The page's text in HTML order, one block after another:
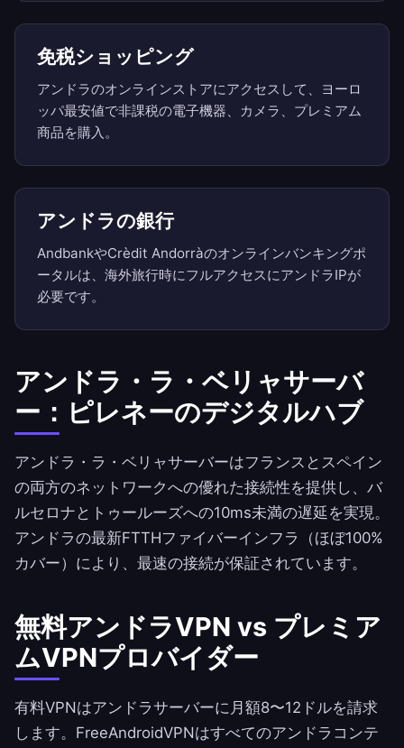
免税ショッピング
アンドラのオンラインストアにアクセスして、ヨーロ
ッパ最安値で非課税の電子機器、カメラ、プレミアム
商品を購入。
アンドラの銀行
AndbankやCrèdit Andorràのオンラインバンキングポ
ータルは、海外旅行時にフルアクセスにアンドラIPが
必要です。
アンドラ・ラ・ベリャサーバ
ー：ピレネーのデジタルハブ
アンドラ・ラ・ベリャサーバーはフランスとスペイン
の両方のネットワークへの優れた接続性を提供し、バ
ルセロナとトゥールーズへの10ms未満の遅延を実現。
アンドラの最新FTTHファイバーインフラ（ほぼ100%
カバー）により、最速の接続が保証されています。
無料アンドラVPN vs プレミア
ムVPNプロバイダー
有料VPNはアンドラサーバーに月額8〜12ドルを請求
します。 FreeAndroidVPNはすべてのアンドラコンテ